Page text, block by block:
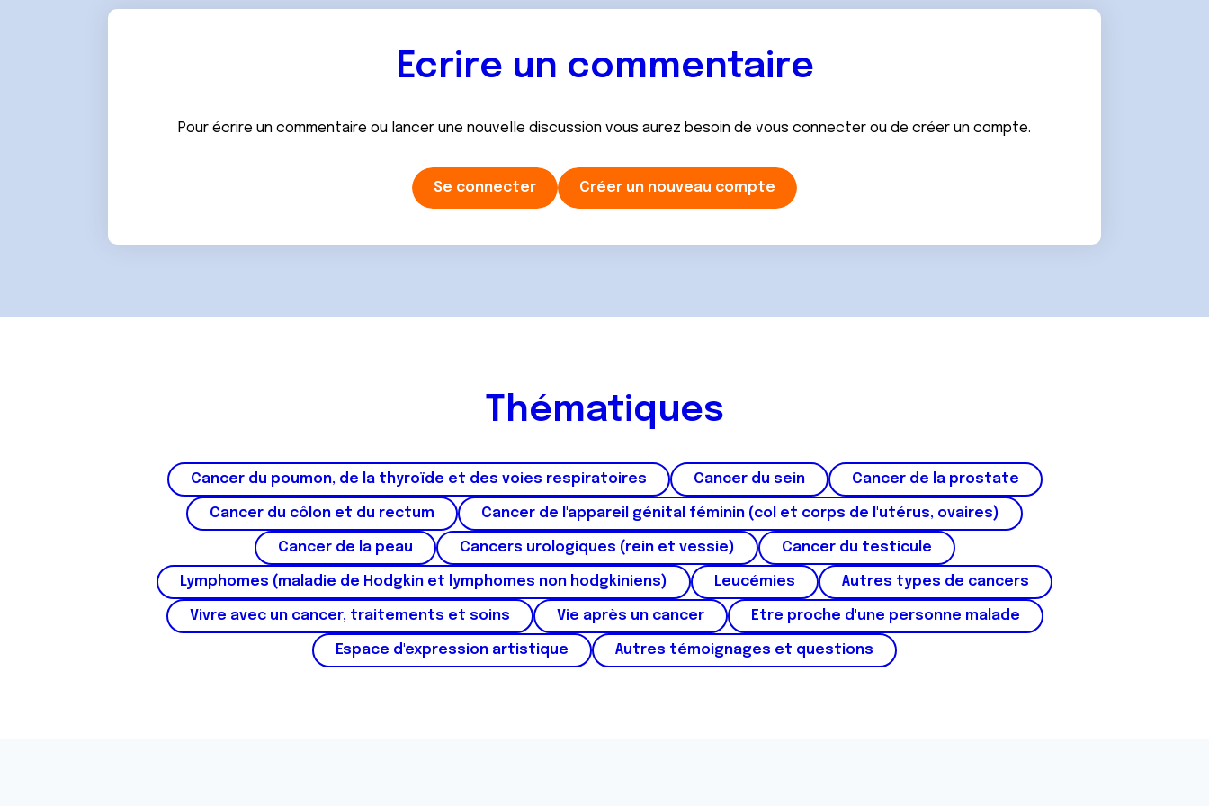
n
Ecrire un commentaire
Pour écrire un commentaire ou lancer une nouvelle discussion vous aurez besoin de vous connecter ou de créer un compte.
Se connecter Créer un nouveau compte
Thématiques
Cancer du poumon, de la thyroïde et des voies respiratoires Cancer du sein Cancer de la prostate
Cancer du côlon et du rectum Cancer de l'appareil génital féminin (col et corps de l'utérus, ovaires)
Cancer de la peau Cancers urologiques (rein et vessie) Cancer du testicule
Lymphomes (maladie de Hodgkin et lymphomes non hodgkiniens) Leucémies Autres types de cancers
Vivre avec un cancer, traitements et soins Vie après un cancer Etre proche d'une personne malade
Espace d'expression artistique Autres témoignages et questions